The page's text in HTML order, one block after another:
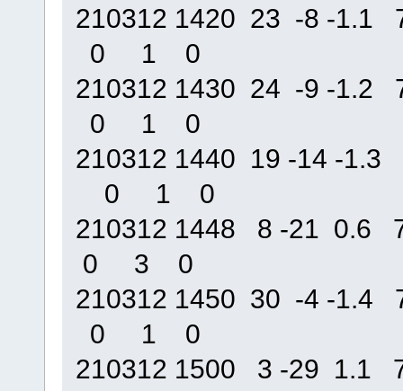
210312 1420 23 -8 -
0 1 0
210312 1430 24 -9 -
0 1 0
210312 1440 19 -14 -
0 1 0
210312 1448 8 -21
0 3 0
210312 1450 30 -4 -
0 1 0
210312 1500 3 -29 1.1